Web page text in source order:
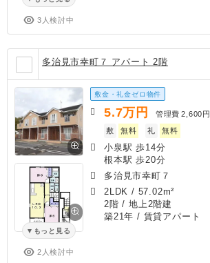
3人検討中
多治見市幸町７ アパート 2階
もっと見る
2人検討中
敷金・礼金ゼロ物件
5.7万円 管理費 2,600円
敷
無料 礼 無料
小泉駅 歩14分
根本駅 歩20分
多治見市幸町７
2LDK / 57.02m²
2階 / 地上2階建
築21年 / 賃貸アパート